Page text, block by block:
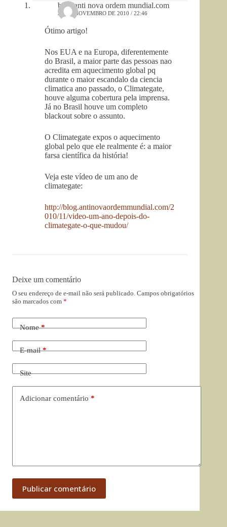
blog anti nova ordem mundial.com
22 DE NOVEMBRO DE 2010 / 22:46
Ótimo artigo!
Nos EUA e na Europa, diferentemente
do Brasil, a maior parte das pessoas nao
acredita em aquecimento global pq
durante o maior escandalo da ciencia
climatica ano passado, o Climategate,
houve alguma cobertura pela imprensa.
Já no Brasil houve um completo
blackout sobre o assunto.
O Climategate expos o aquecimento
global pelo que ele realmente é: a maior
farsa científica da história!
Veja este vídeo de um ano de
climategate:
http://blog.antinovaordemmundial.com/2
010/11/video-um-ano-depois-do-
climategate-o-que-mudou/
Deixe um comentário
O seu endereço de e-mail não será publicado. Campos obrigatórios
são marcados com *
Nome*
E-mail*
Site
Adicionar comentário *
Publicar comentário